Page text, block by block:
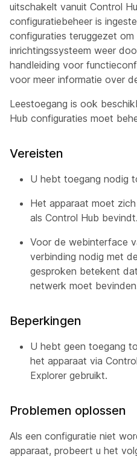
uitschakelt vanuit Control
configuratiebeheer is
configuraties teruggezet
inrichtingssysteem weer
handleiding voor
voor meer informatie over
Leestoegang is ook
Hub configuraties moet
Vereisten
U hebt toegang nodig
Het apparaat moet
als Control Hub bevindt.
Voor de webinterface
verbinding nodig met
gesproken betekent
netwerk moet
Beperkingen
U hebt geen toegang
het apparaat via
Explorer gebruikt.
Problemen oplossen
Als een configuratie niet
apparaat, probeert u het